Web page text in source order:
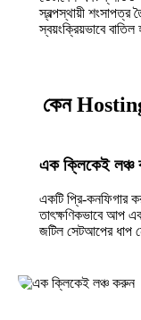
স্বল্পস্থায়ী শংসাপত্র
স্বয়ংক্রিয়ভাবে বাতিল
কেন
এক ক্লিকেই লঞ্চ
একটি প্রি-কনফিগার
তাৎক্ষণিকভাবে আপ
জটিল সেটআপের ধাপ